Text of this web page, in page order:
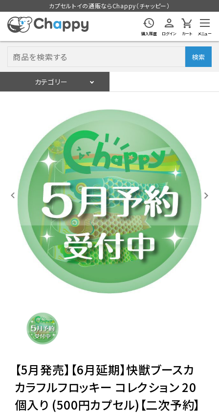
カプセルトイの通販ならChappy（チャッピー）
購入履歴 ログイン カート メニュー
検索
カテゴリー
入荷スケジュールをチェック
カプセルトイマシン本体
カプセルトイ
販促用空カプセル
レンタル
景品・玩具・文具
販促用カプセルトイ
ご利用ガイド
06-6282-7659
【5月発売】【6月延期】快獣ブースカ
カラフルフロッキー コレクション 20
個入り (500円カプセル)【二次予約】